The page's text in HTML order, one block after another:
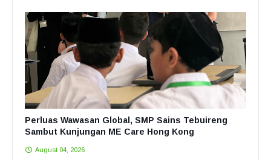
Perluas Wawasan Global, SMP Sains Tebuireng
Sambut Kunjungan ME Care Hong Kong
August 04, 2026